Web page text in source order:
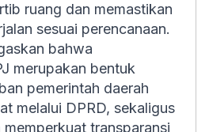
ruang dan memastikan
sesuai perencanaan.
bahwa
merupakan bentuk
pemerintah daerah
melalui DPRD, sekaligus
transparansi